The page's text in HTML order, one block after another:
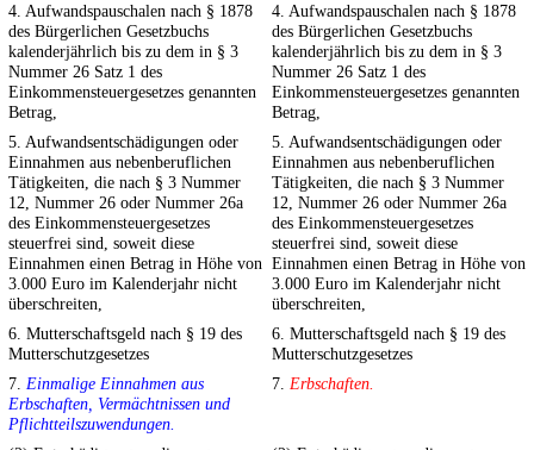
4. Aufwandspauschalen nach § 1878
des Bürgerlichen Gesetzbuchs
kalenderjährlich bis zu dem in § 3
Nummer 26 Satz 1 des
Einkommensteuergesetzes genannten
Betrag,
4. Aufwandspauschalen nach § 1878
des Bürgerlichen Gesetzbuchs
kalenderjährlich bis zu dem in § 3
Nummer 26 Satz 1 des
Einkommensteuergesetzes genannten
Betrag,
5. Aufwandsentschädigungen oder
Einnahmen aus nebenberuflichen
Tätigkeiten, die nach § 3 Nummer
12, Nummer 26 oder Nummer 26a
des Einkommensteuergesetzes
steuerfrei sind, soweit diese
Einnahmen einen Betrag in Höhe von
3.000 Euro im Kalenderjahr nicht
überschreiten,
5. Aufwandsentschädigungen oder
Einnahmen aus nebenberuflichen
Tätigkeiten, die nach § 3 Nummer
12, Nummer 26 oder Nummer 26a
des Einkommensteuergesetzes
steuerfrei sind, soweit diese
Einnahmen einen Betrag in Höhe von
3.000 Euro im Kalenderjahr nicht
überschreiten,
6. Mutterschaftsgeld nach § 19 des
Mutterschutzgesetzes
6. Mutterschaftsgeld nach § 19 des
Mutterschutzgesetzes
7. Einmalige Einnahmen aus
Erbschaften, Vermächtnissen und
Pflichtteilszuwendungen.
7. Erbschaften.